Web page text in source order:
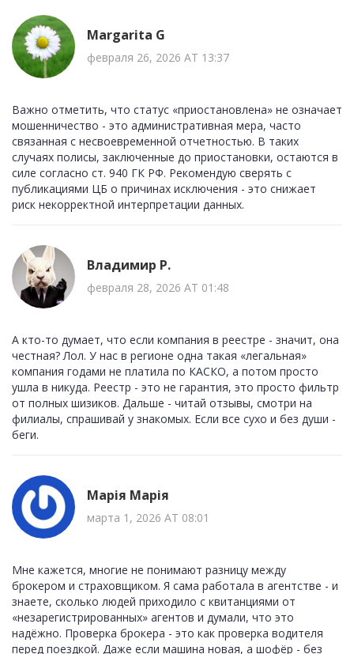
Margarita G
февраля 26, 2026 AT 13:37
Важно отметить, что статус «приостановлена» не означает
мошенничество - это административная мера, часто
связанная с несвоевременной отчетностью. В таких
случаях полисы, заключенные до приостановки, остаются в
силе согласно ст. 940 ГК РФ. Рекомендую сверять с
публикациями ЦБ о причинах исключения - это снижает
риск некорректной интерпретации данных.
Владимир Р.
февраля 28, 2026 AT 01:48
А кто-то думает, что если компания в реестре - значит, она
честная? Лол. У нас в регионе одна такая «легальная»
компания годами не платила по КАСКО, а потом просто
ушла в никуда. Реестр - это не гарантия, это просто фильтр
от полных шизиков. Дальше - читай отзывы, смотри на
филиалы, спрашивай у знакомых. Если все сухо и без души -
беги.
Марія Марія
марта 1, 2026 AT 08:01
Мне кажется, многие не понимают разницу между
брокером и страховщиком. Я сама работала в агентстве - и
знаете, сколько людей приходило с квитанциями от
«незарегистрированных» агентов и думали, что это
надёжно. Проверка брокера - это как проверка водителя
перед поездкой. Даже если машина новая, а шофёр - без